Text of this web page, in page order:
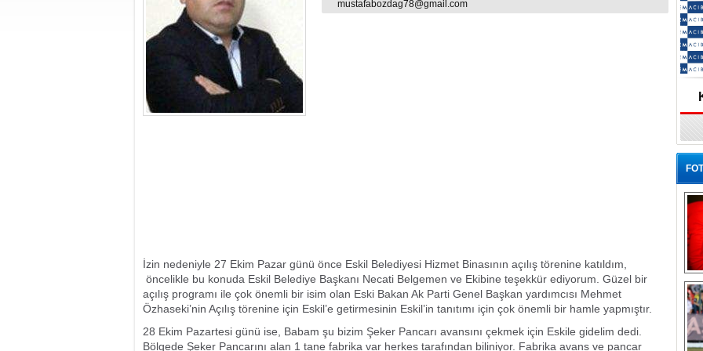
mustafabozdag78@gmail.com
İzin nedeniyle 27 Ekim Pazar günü önce Eskil Belediyesi Hizmet Binasının açılış törenine katıldım,
öncelikle bu konuda Eskil Belediye Başkanı Necati Belgemen ve Ekibine teşekkür ediyorum. Güzel bir
açılış programı ile çok önemli bir isim olan Eski Bakan Ak Parti Genel Başkan yardımcısı Mehmet
Özhaseki’nin Açılış törenine için Eskil’e getirmesinin Eskil’in tanıtımı için çok önemli bir hamle yapmıştır.
28 Ekim Pazartesi günü ise, Babam şu bizim Şeker Pancarı avansını çekmek için Eskile gidelim dedi.
Bölgede Şeker Pancarını alan 1 tane fabrika var herkes tarafından biliniyor. Fabrika avans ve pancar